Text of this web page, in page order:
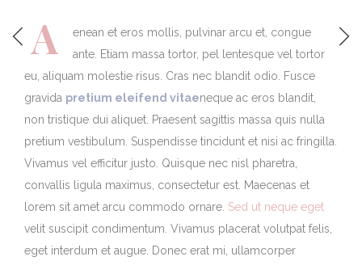
A
enean et eros mollis, pulvinar arcu et, congue
ante. Etiam massa tortor, pel lentesque vel tortor
eu, aliquam molestie risus. Cras nec blandit odio. Fusce
gravida pretium eleifend vitaeneque ac eros blandit,
non tristique dui aliquet. Praesent sagittis massa quis nulla
pretium vestibulum. Suspendisse tincidunt et nisi ac fringilla.
Vivamus vel efficitur justo. Quisque nec nisl pharetra,
convallis ligula maximus, consectetur est. Maecenas et
lorem sit amet arcu commodo ornare. Sed ut neque eget
velit suscipit condimentum. Vivamus placerat volutpat felis,
eget interdum et augue. Donec erat mi, ullamcorper